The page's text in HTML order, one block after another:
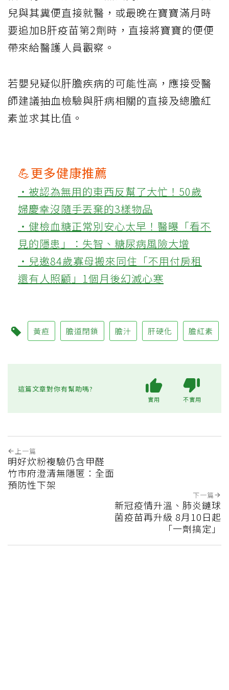
兒與其糞便直接就醫，或最晚在寶寶滿月時
要追加B肝疫苗第2劑時，直接將寶寶的便便
帶來給醫護人員觀察。
若嬰兒疑似肝膽疾病的可能性高，應接受醫
師建議抽血檢驗與肝病相關的直接及總膽紅
素並求其比值。
💪更多健康推薦
‧被認為無用的東西反幫了大忙！50歲
婦慶幸沒隨手丟棄的3樣物品
‧健檢血糖正常別安心太早！醫曝「看不
見的隱患」：失智、糖尿病風險大增
‧兒邀84歲寡母搬來同住「不用付房租
還有人照顧」1個月後幻滅心寒
黃疸 膽道閉鎖 膽汁 肝硬化 膽紅素
這篇文章對你有幫助嗎?
實用 不實用
上一篇
明好炊粉複驗仍含甲醛
竹市府澄清無隱匿：全面
預防性下架
下一篇
新冠疫情升溫、肺炎鏈球
菌疫苗再升級 8月10日起
「一劑搞定」